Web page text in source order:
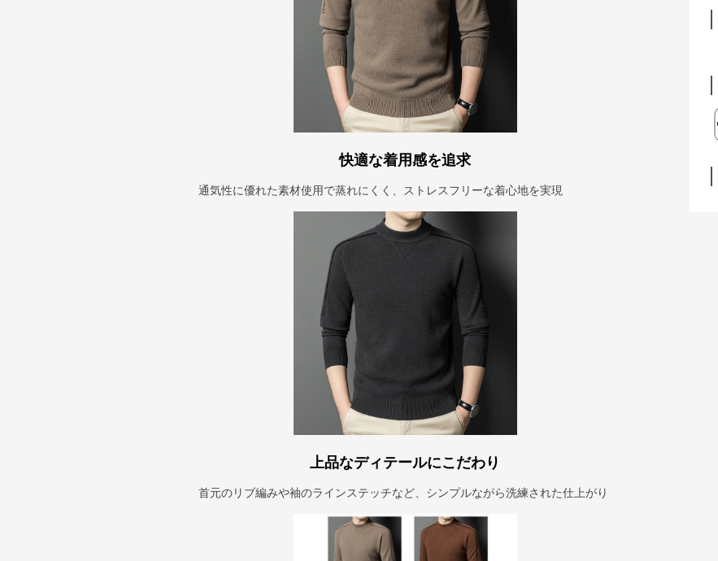
快適な着用感を追求
通気性に優れた素材使用で蒸れにくく、ストレスフリーな着心地を実現
上品なディテールにこだわり
首元のリブ編みや袖のラインステッチなど、シンプルながら洗練された仕上がり